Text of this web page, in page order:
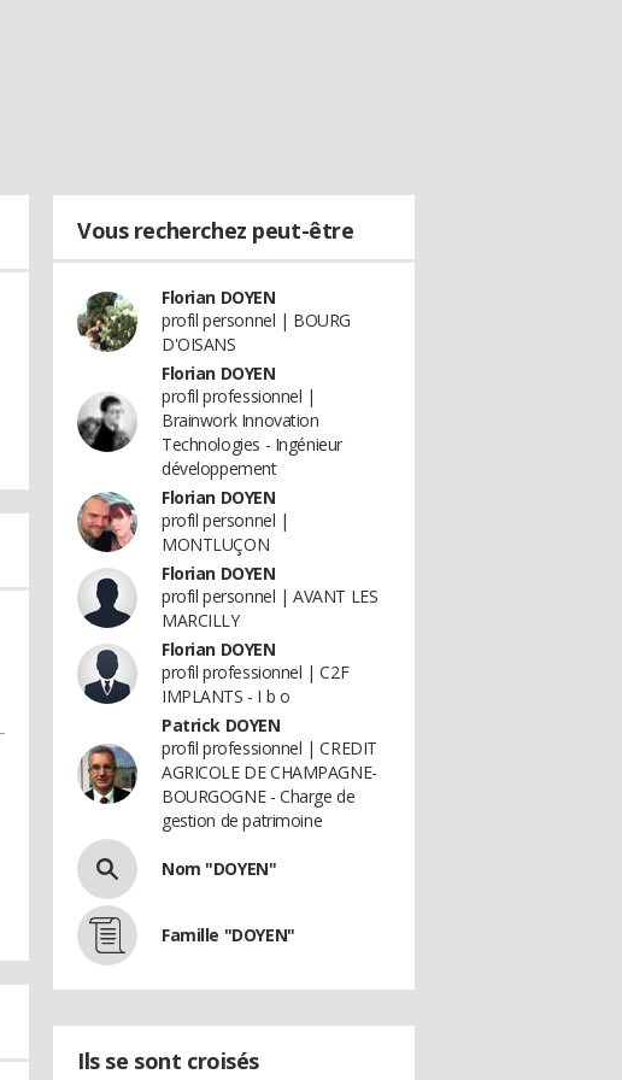
Vous recherchez peut-être
Florian DOYEN
profil personnel | BOURG
D'OISANS
Florian DOYEN
profil professionnel |
Brainwork Innovation
Technologies - Ingénieur
développement
Florian DOYEN
profil personnel |
MONTLUÇON
Florian DOYEN
profil personnel | AVANT LES
MARCILLY
Florian DOYEN
profil professionnel | C2F
IMPLANTS - I b o
Patrick DOYEN
profil professionnel | CREDIT
AGRICOLE DE CHAMPAGNE-
BOURGOGNE - Charge de
gestion de patrimoine
Nom "DOYEN"
Famille "DOYEN"
Ils se sont croisés